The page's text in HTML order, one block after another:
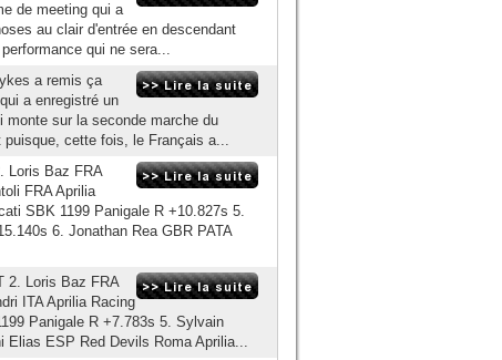
de meeting qui a
au clair d'entrée en descendant
qui ne sera...
a remis ça
a enregistré un
monte sur la seconde marche du
cette fois, le Français a...
Loris Baz FRA
FRA Aprilia
SBK 1199 Panigale R +10.827s 5.
6. Jonathan Rea GBR PATA
2. Loris Baz FRA
ITA Aprilia Racing
Panigale R +7.783s 5. Sylvain
Elias ESP Red Devils Roma Aprilia...